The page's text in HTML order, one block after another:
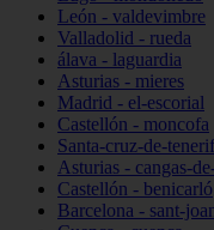
León - valdevimbre
Valladolid - rueda
álava - laguardia
Asturias - mieres
Madrid - el-escorial
Castellón - moncofa
Santa-cruz-de-
Asturias - cangas-
Castellón - benicarló
Barcelona - sant-